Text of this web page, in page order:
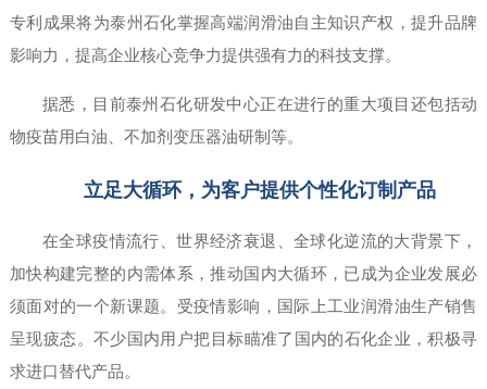
专利成果将为泰州石化掌握高端润滑油自主知识产权，提升品牌
影响力，提高企业核心竞争力提供强有力的科技支撑。
据悉，目前泰州石化研发中心正在进行的重大项目还包括动
物疫苗用白油、不加剂变压器油研制等。
立足大循环，为客户提供个性化订制产品
在全球疫情流行、世界经济衰退、全球化逆流的大背景下，
加快构建完整的内需体系，推动国内大循环，已成为企业发展必
须面对的一个新课题。受疫情影响，国际上工业润滑油生产销售
呈现疲态。不少国内用户把目标瞄准了国内的石化企业，积极寻
求进口替代产品。